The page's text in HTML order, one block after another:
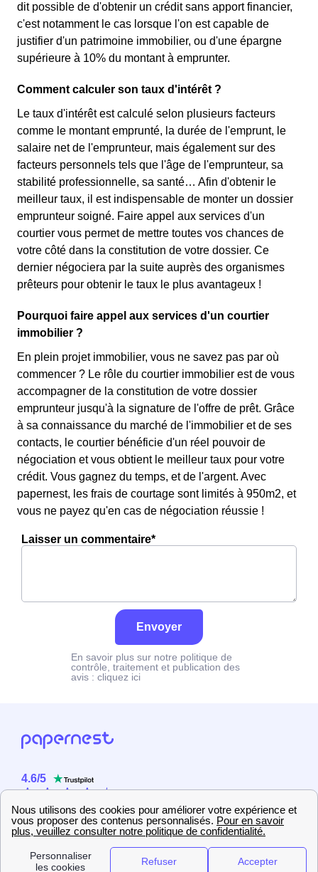
dit possible de d'obtenir un crédit sans apport financier,
c'est notamment le cas lorsque l'on est capable de
justifier d'un patrimoine immobilier, ou d'une épargne
supérieure à 10% du montant à emprunter.
Comment calculer son taux d'intérêt ?
Le taux d'intérêt est calculé selon plusieurs facteurs
comme le montant emprunté, la durée de l'emprunt, le
salaire net de l'emprunteur, mais également sur des
facteurs personnels tels que l'âge de l'emprunteur, sa
stabilité professionnelle, sa santé… Afin d'obtenir le
meilleur taux, il est indispensable de monter un dossier
emprunteur soigné. Faire appel aux services d'un
courtier vous permet de mettre toutes vos chances de
votre côté dans la constitution de votre dossier. Ce
dernier négociera par la suite auprès des organismes
prêteurs pour obtenir le taux le plus avantageux !
Pourquoi faire appel aux services d'un courtier
immobilier ?
En plein projet immobilier, vous ne savez pas par où
commencer ? Le rôle du courtier immobilier est de vous
accompagner de la constitution de votre dossier
emprunteur jusqu'à la signature de l'offre de prêt. Grâce
à sa connaissance du marché de l'immobilier et de ses
contacts, le courtier bénéficie d'un réel pouvoir de
négociation et vous obtient le meilleur taux pour votre
crédit. Vous gagnez du temps, et de l'argent. Avec
papernest, les frais de courtage sont limités à 950m2, et
vous ne payez qu'en cas de négociation réussie !
Laisser un commentaire*
Envoyer
En savoir plus sur notre politique de
contrôle, traitement et publication des
avis : cliquez ici
4.6/5
2358 utilisateurs